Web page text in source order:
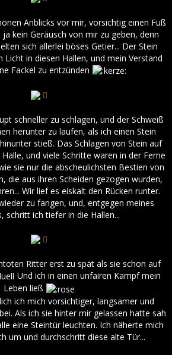
Anblicks vor mir, vorsichtig einen Fuß
kein Geräusch von mir zu geben, denn
sich allerlei böses Getier... Der Stein
in diesen Hallen, und mein Verstand
Fackel zu entzünden
schneller zu schlagen, und der Schweiß
herunter zu laufen, als ich einen Stein
stieß. Das Schlagen von Stein auf
und viele Schritte waren in der Ferne
sie nur die abscheulichsten Bestien von
die aus ihren Scheiden gezogen wurden,
Wir lief es eiskalt den Rücken runter.
zu fangen, und, entgegen meines
schritt ich tiefer in die Hallen...
Ritter erst zu spät als sie schon auf
Und ich in einen unfairen Kampf mein
Leben ließ
ich mich vorsichtiger, langsamer und
Als ich sie hinter mir gelassen hatte sah
eine Steintür leuchten. Ich näherte mich
um und durchschritt diese alte Tür...